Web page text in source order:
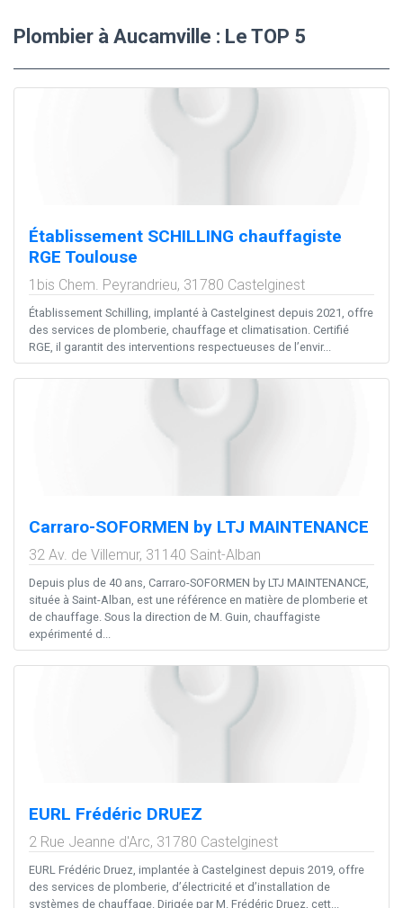
Plombier à Aucamville : Le TOP 5
Établissement SCHILLING chauffagiste
RGE Toulouse
1bis Chem. Peyrandrieu, 31780 Castelginest
Établissement Schilling, implanté à Castelginest depuis 2021, offre
des services de plomberie, chauffage et climatisation. Certifié
RGE, il garantit des interventions respectueuses de l’envir...
Carraro-SOFORMEN by LTJ MAINTENANCE
32 Av. de Villemur, 31140 Saint-Alban
Depuis plus de 40 ans, Carraro-SOFORMEN by LTJ MAINTENANCE,
située à Saint-Alban, est une référence en matière de plomberie et
de chauffage. Sous la direction de M. Guin, chauffagiste
expérimenté d...
EURL Frédéric DRUEZ
2 Rue Jeanne d'Arc, 31780 Castelginest
EURL Frédéric Druez, implantée à Castelginest depuis 2019, offre
des services de plomberie, d’électricité et d’installation de
systèmes de chauffage. Dirigée par M. Frédéric Druez, cett...